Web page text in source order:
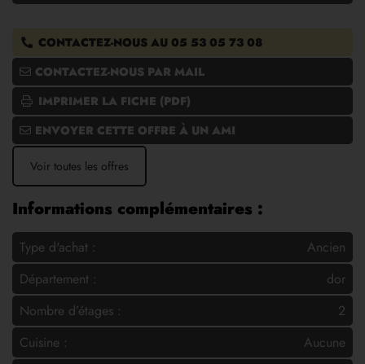
CONTACTEZ-NOUS AU 05 53 05 73 08
CONTACTEZ-NOUS PAR MAIL
IMPRIMER LA FICHE (PDF)
ENVOYER CETTE OFFRE À UN AMI
Voir toutes les offres
Informations complémentaires :
Type d'achat :
Ancien
Département :
dor
Nombre d’étages :
2
Cuisine :
Aucune